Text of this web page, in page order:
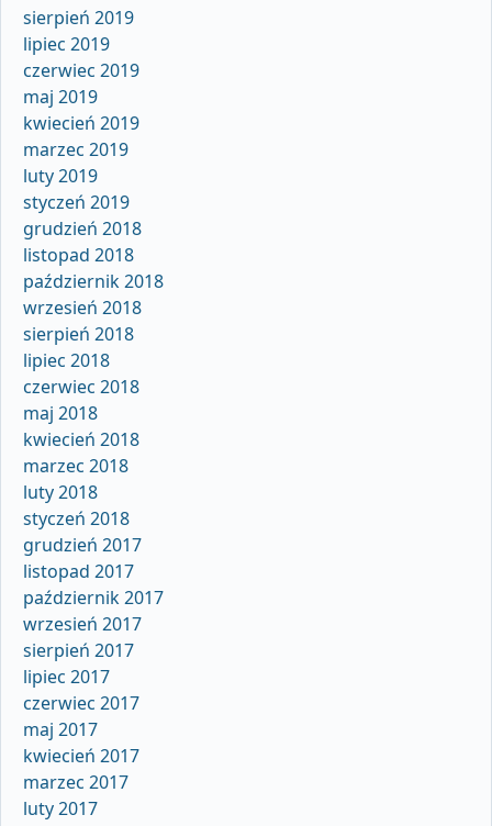
sierpień 2019
lipiec 2019
czerwiec 2019
maj 2019
kwiecień 2019
marzec 2019
luty 2019
styczeń 2019
grudzień 2018
listopad 2018
październik 2018
wrzesień 2018
sierpień 2018
lipiec 2018
czerwiec 2018
maj 2018
kwiecień 2018
marzec 2018
luty 2018
styczeń 2018
grudzień 2017
listopad 2017
październik 2017
wrzesień 2017
sierpień 2017
lipiec 2017
czerwiec 2017
maj 2017
kwiecień 2017
marzec 2017
luty 2017